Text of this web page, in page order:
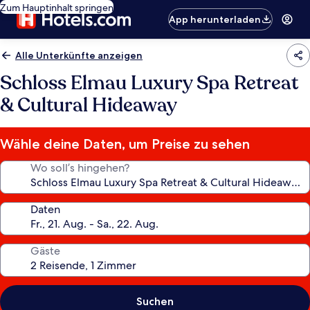
Zum Hauptinhalt springen
App herunterladen
Alle Unterkünfte anzeigen
Schloss Elmau Luxury Spa Retreat
& Cultural Hideaway
Wähle deine Daten, um Preise zu sehen
Wo soll’s hingehen?
Daten
Gäste
Suchen